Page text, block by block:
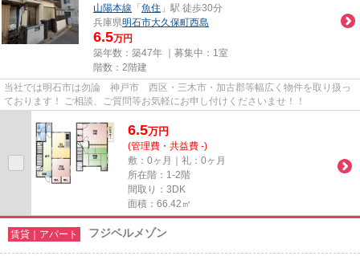
山陽本線 「 魚住 」駅 徒歩30分
兵庫県明石市大久保町西島
6.5万円
築年数：築47年 ｜募集中： 1室
階数：2階建
当社では明石市は勿論 神戸市 西区・三木市・加古郡等幅広く物件を取り扱っ
ております！ ご相談、ご質問等お気軽にお申し付けくださいませ！！
6.5万円
(管理費・共益費 -)
敷：0ヶ月｜礼：0ヶ月
所在階：1-2階
間取り：3DK
面積：66.42㎡
賃貸｜アパート フジベルメゾン